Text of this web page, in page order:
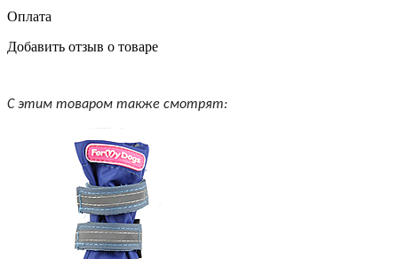
Оплата
Добавить отзыв о товаре
С этим товаром также смотрят: